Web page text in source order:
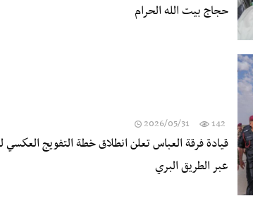
حجاج بيت الله الحرام
2026/05/31 142
قيادة فرقة العباس تعلن انطلاق خطة التفويج العكسي
عبر الطريق البري